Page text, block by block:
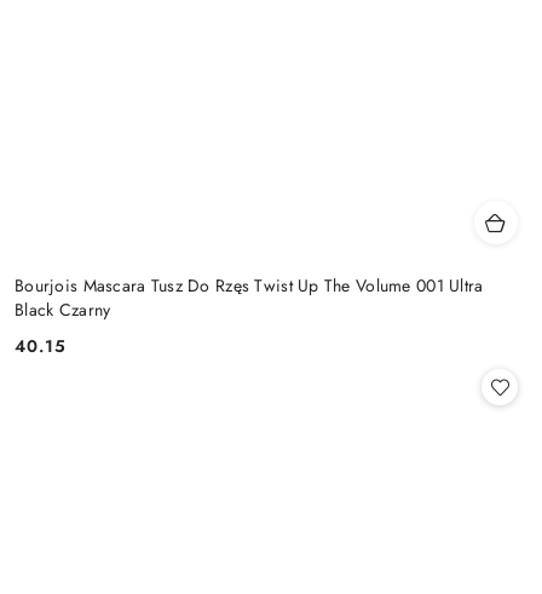
Bourjois Mascara Tusz Do Rzęs Twist Up The Volume 001 Ultra
Black Czarny
Cena:
40.15